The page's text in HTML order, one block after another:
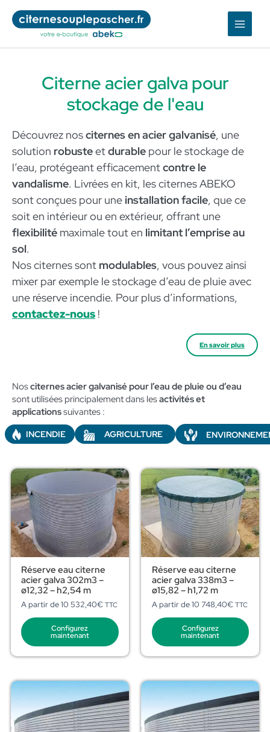
contenu
Citerne acier galva pour
stockage de l'eau
Découvrez nosciternes en acier galvanisé, une
solution robusteetdurable pour le stockage de
l’eau, protégeant efficacementcontre le
vandalisme. Livrées en kit, les citernes ABEKO
sont conçues pour une installation facile, que ce
soit en intérieur ou en extérieur, offrant une
flexibilité maximale tout en limitant l’emprise au
sol.
Nos citernes sont modulables, vous pouvez ainsi
mixer par exemple le stockage d’eau de pluie avec
une réserve incendie. Pour plus d’informations,
contactez-nous !
En savoir plus
Nosciternes acier galvanisé pour l’eau de pluie ou d’eau
sont utilisées principalement dans lesactivités et
applicationssuivantes :​
INCENDIE AGRICULTURE
Réserve eau citerne
acier galva 302m3 –
ø12,32 – h2,54 m
A partir de10 532,40€ TTC
Configurez
maintenant
Réserve eau citerne
acier galva 338m3 –
ø15,82 – h1,72 m
A partir de10 748,40€ TTC
Configurez
maintenant